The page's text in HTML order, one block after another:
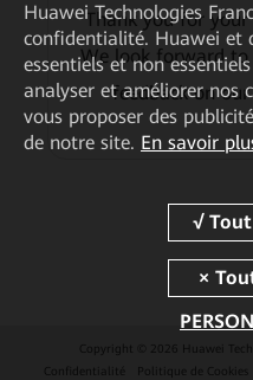
Thank you for
We look forward to
feedback on
Copyright © 2026 Huawei
Confidentialité
Politique de Cookies
Huawei Technologies
confidentialité. Huawei et
essentiels et non
analyser et améliorer nos
vous proposer des
de notre site. En savoir